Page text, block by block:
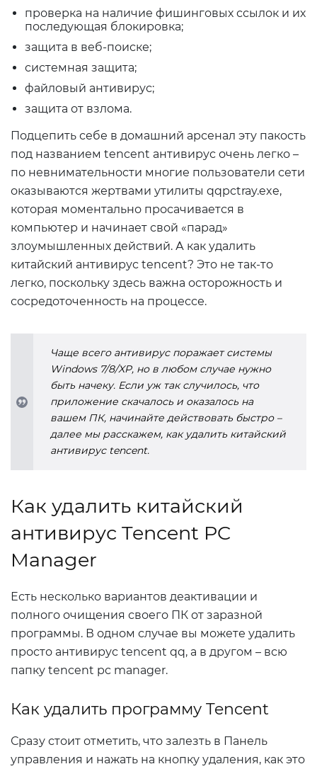
проверка на наличие фишинговых ссылок и их
последующая блокировка;
защита в веб-поиске;
системная защита;
файловый антивирус;
защита от взлома.
Подцепить себе в домашний арсенал эту пакость
под названием tencent антивирус очень легко –
по невнимательности многие пользователи сети
оказываются жертвами утилиты qqpctray.exe,
которая моментально просачивается в
компьютер и начинает свой «парад»
злоумышленных действий. А как удалить
китайский антивирус tencent? Это не так-то
легко, поскольку здесь важна осторожность и
сосредоточенность на процессе.
Чаще всего антивирус поражает системы
Windows 7/8/XP, но в любом случае нужно
быть начеку. Если уж так случилось, что
приложение скачалось и оказалось на
вашем ПК, начинайте действовать быстро –
далее мы расскажем, как удалить китайский
антивирус tencent.
Как удалить китайский
антивирус Tencent PC
Manager
Есть несколько вариантов деактивации и
полного очищения своего ПК от заразной
программы. В одном случае вы можете удалить
просто антивирус tencent qq, а в другом – всю
папку tencent pc manager.
Как удалить программу Tencent
Сразу стоит отметить, что залезть в Панель
управления и нажать на кнопку удаления, как это